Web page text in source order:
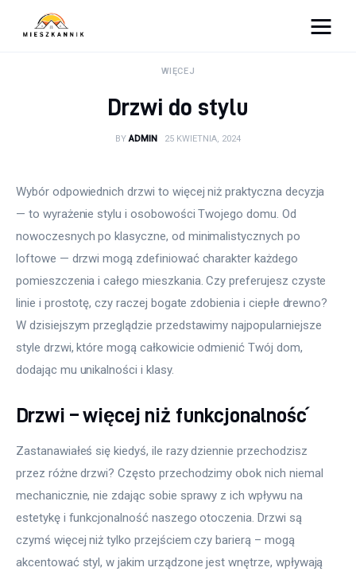
Sypialnia
Łazienka
Kuchnia
Ogród
Salon
Więcej
WIĘCEJ
Drzwi do stylu
BY ADMIN 25 KWIETNIA, 2024
Wybór odpowiednich drzwi to więcej niż praktyczna decyzja
— to wyrażenie stylu i osobowości Twojego domu. Od
nowoczesnych po klasyczne, od minimalistycznych po
loftowe — drzwi mogą zdefiniować charakter każdego
pomieszczenia i całego mieszkania. Czy preferujesz czyste
linie i prostotę, czy raczej bogate zdobienia i ciepłe drewno?
W dzisiejszym przeglądzie przedstawimy najpopularniejsze
style drzwi, które mogą całkowicie odmienić Twój dom,
dodając mu unikalności i klasy.
Drzwi – więcej niż funkcjonalność
Zastanawiałeś się kiedyś, ile razy dziennie przechodzisz
przez różne drzwi? Często przechodzimy obok nich niemal
mechanicznie, nie zdając sobie sprawy z ich wpływu na
estetykę i funkcjonalność naszego otoczenia. Drzwi są
czymś więcej niż tylko przejściem czy barierą – mogą
akcentować styl, w jakim urządzone jest wnętrze, wpływają